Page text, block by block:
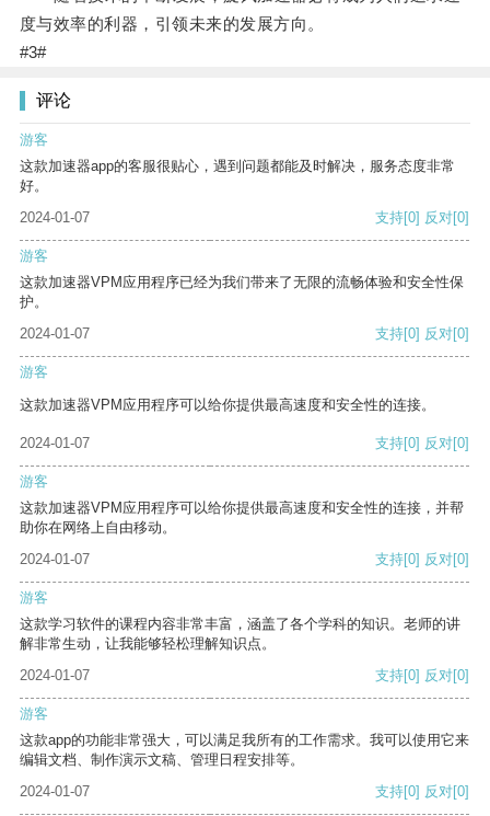
度与效率的利器，引领未来的发展方向。
#3#
评论
游客
这款加速器app的客服很贴心，遇到问题都能及时解决，服务态度非常
好。
2024-01-07
支持[0] 反对[0]
游客
这款加速器VPM应用程序已经为我们带来了无限的流畅体验和安全性保
护。
2024-01-07
支持[0] 反对[0]
游客
这款加速器VPM应用程序可以给你提供最高速度和安全性的连接。
2024-01-07 支持[0] 反对[0]
游客
这款加速器VPM应用程序可以给你提供最高速度和安全性的连接，并帮
助你在网络上自由移动。
2024-01-07
支持[0] 反对[0]
游客
这款学习软件的课程内容非常丰富，涵盖了各个学科的知识。老师的讲
解非常生动，让我能够轻松理解知识点。
2024-01-07
支持[0] 反对[0]
游客
这款app的功能非常强大，可以满足我所有的工作需求。我可以使用它来
编辑文档、制作演示文稿、管理日程安排等。
2024-01-07
支持[0] 反对[0]